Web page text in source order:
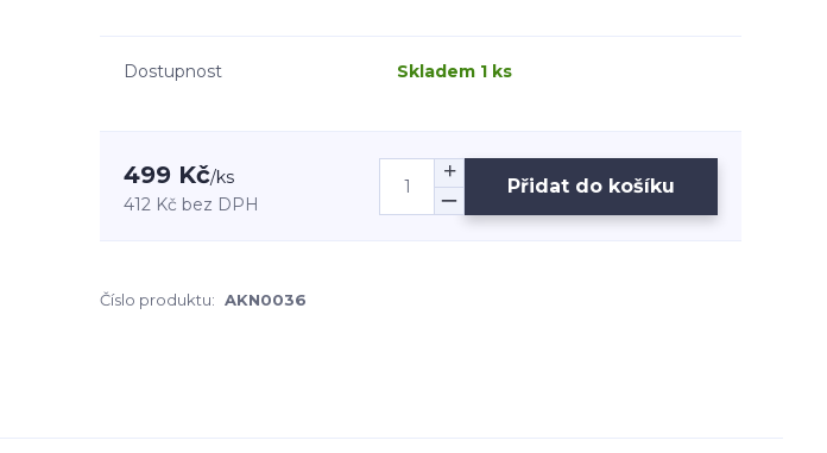
Dostupnost Skladem 1 ks
499 Kč/ks
412 Kč bez DPH
Přidat do košíku
Číslo produktu: AKN0036